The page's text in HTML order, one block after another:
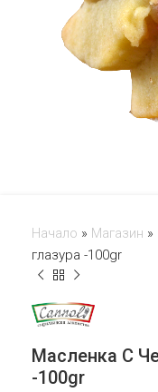
Начало » Магазин »
глазура -100gr
Масленка С
-100gr